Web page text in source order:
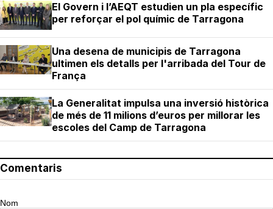
El Govern i l’AEQT estudien un pla específic
per reforçar el pol químic de Tarragona
Una desena de municipis de Tarragona
ultimen els detalls per l'arribada del Tour de
França
La Generalitat impulsa una inversió històrica
de més de 11 milions d’euros per millorar les
escoles del Camp de Tarragona
Comentaris
Nom